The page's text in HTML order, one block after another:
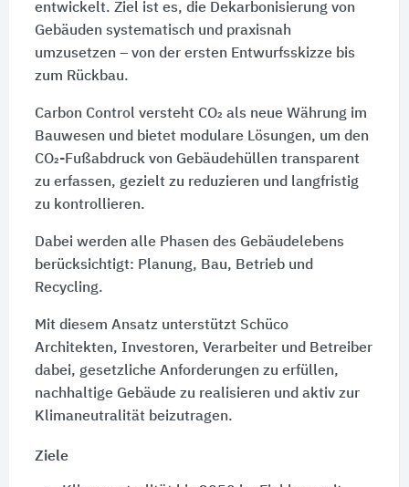
entwickelt. Ziel ist es, die Dekarbonisierung von
Gebäuden systematisch und praxisnah
umzusetzen – von der ersten Entwurfsskizze bis
zum Rückbau.
Carbon Control versteht CO₂ als neue Währung im
Bauwesen und bietet modulare Lösungen, um den
CO₂-Fußabdruck von Gebäudehüllen transparent
zu erfassen, gezielt zu reduzieren und langfristig
zu kontrollieren.
Dabei werden alle Phasen des Gebäudelebens
berücksichtigt: Planung, Bau, Betrieb und
Recycling.
Mit diesem Ansatz unterstützt Schüco
Architekten, Investoren, Verarbeiter und Betreiber
dabei, gesetzliche Anforderungen zu erfüllen,
nachhaltige Gebäude zu realisieren und aktiv zur
Klimaneutralität beizutragen.
Ziele